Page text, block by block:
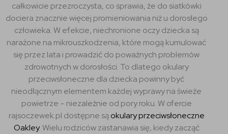
całkowicie przezroczysta, co sprawia, że do siatkówki
dociera znacznie więcej promieniowania niż u dorosłego
człowieka. W efekcie, niechronione oczy dziecka są
narażone na mikrouszkodzenia, które mogą kumulować
się przez lata i prowadzić do poważnych problemów
zdrowotnych w dorosłości. To dlatego okulary
przeciwsłoneczne dla dziecka powinny być
nieodłącznym elementem każdej wyprawy na świeże
powietrze – niezależnie od pory roku. W ofercie
rajsoczewek.pl dostępne są okulary przeciwsłoneczne
Oakley. Wielu rodziców zastanawia się, kiedy zacząć